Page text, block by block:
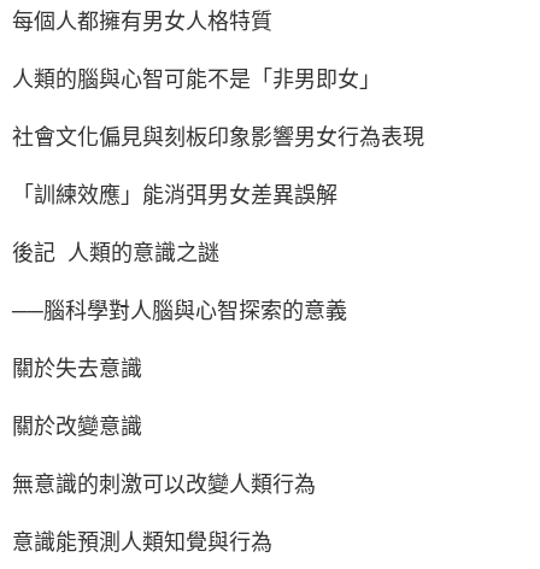
每個人都擁有男女人格特質
人類的腦與心智可能不是「非男即女」
社會文化偏見與刻板印象影響男女行為表現
「訓練效應」能消弭男女差異誤解
後記 人類的意識之謎
──腦科學對人腦與心智探索的意義
關於失去意識
關於改變意識
無意識的刺激可以改變人類行為
意識能預測人類知覺與行為